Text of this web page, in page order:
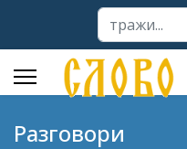
Разговори